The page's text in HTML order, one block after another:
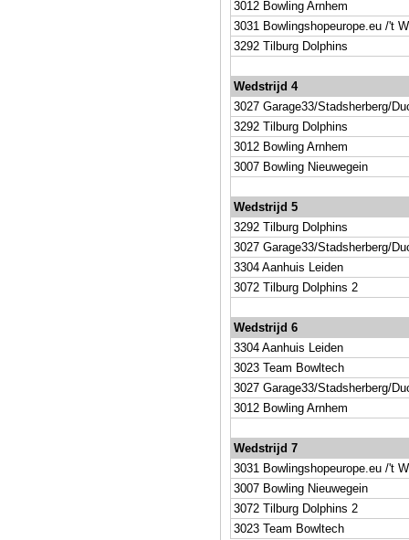
3012 Bowling Arnhem
3031 Bowlingshopeurope.eu /'t
3292 Tilburg Dolphins
Wedstrijd 4
3027 Garage33/Stadsherberg/
3292 Tilburg Dolphins
3012 Bowling Arnhem
3007 Bowling Nieuwegein
Wedstrijd 5
3292 Tilburg Dolphins
3027 Garage33/Stadsherberg/
3304 Aanhuis Leiden
3072 Tilburg Dolphins 2
Wedstrijd 6
3304 Aanhuis Leiden
3023 Team Bowltech
3027 Garage33/Stadsherberg/
3012 Bowling Arnhem
Wedstrijd 7
3031 Bowlingshopeurope.eu /'t
3007 Bowling Nieuwegein
3072 Tilburg Dolphins 2
3023 Team Bowltech